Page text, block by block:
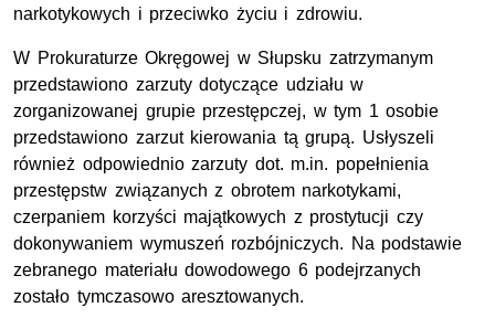
narkotykowych i przeciwko życiu i zdrowiu.
W Prokuraturze Okręgowej w Słupsku zatrzymanym
przedstawiono zarzuty dotyczące udziału w
zorganizowanej grupie przestępczej, w tym 1 osobie
przedstawiono zarzut kierowania tą grupą. Usłyszeli
również odpowiednio zarzuty dot. m.in. popełnienia
przestępstw związanych z obrotem narkotykami,
czerpaniem korzyści majątkowych z prostytucji czy
dokonywaniem wymuszeń rozbójniczych. Na podstawie
zebranego materiału dowodowego 6 podejrzanych
zostało tymczasowo aresztowanych.